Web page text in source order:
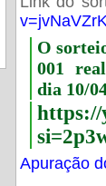
O
001
dia 10/
Apuração